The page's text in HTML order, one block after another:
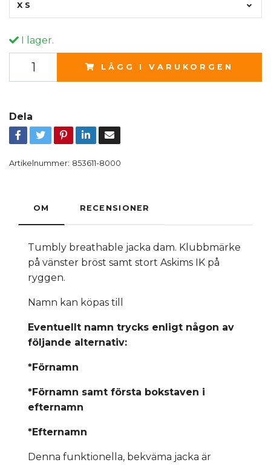
XS
I lager.
LÄGG I VARUKORGEN
Dela
Artikelnummer: 853611-8000
OM RECENSIONER
Tumbly breathable jacka dam. Klubbmärke
på vänster bröst samt stort Askims IK på
ryggen.
Namn kan köpas till
Eventuellt namn trycks enligt någon av
följande alternativ:
*Förnamn
*Förnamn samt första bokstaven i
efternamn
*Efternamn
Denna funktionella, bekväma jacka är